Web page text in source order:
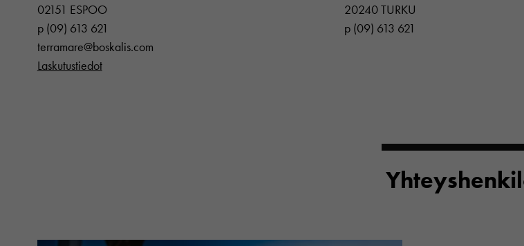
02151 ESPOO
p (09) 613 621
terramare@boskalis.com
Laskutustiedot
20240 TURKU
p (09) 613 621